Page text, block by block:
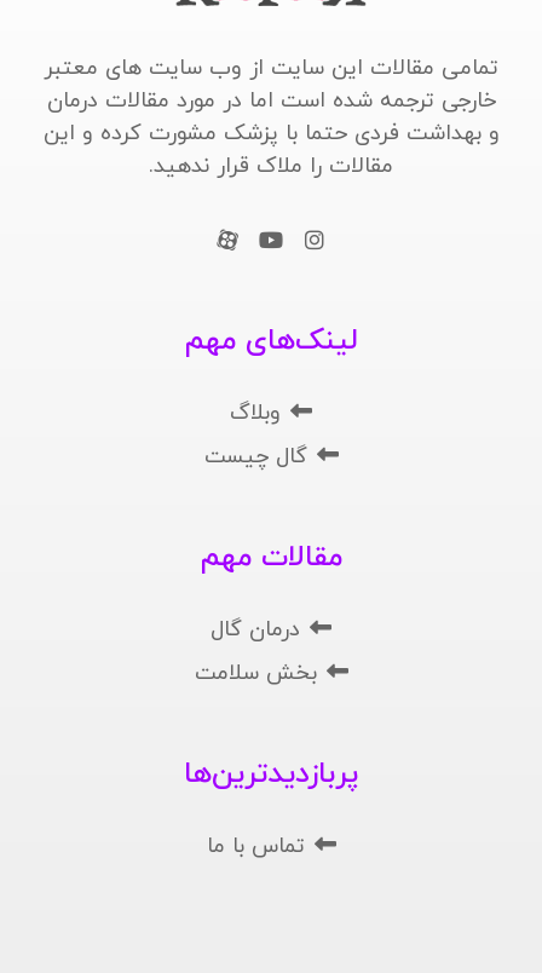
تمامی مقالات این سایت از وب سایت های معتبر
خارجی ترجمه شده است اما در مورد مقالات درمان
و بهداشت فردی حتما با پزشک مشورت کرده و این
مقالات را ملاک قرار ندهید.
لینک‌های مهم
وبلاگ
گال چیست
مقالات مهم
درمان گال
بخش سلامت
پربازدیدترین‌ها
تماس با ما